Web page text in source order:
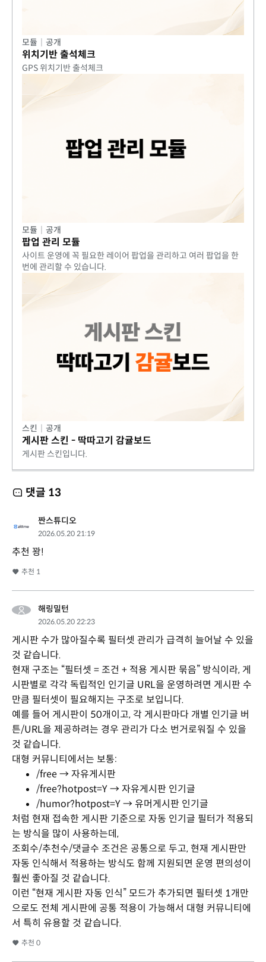
모듈 공개
위치기반 출석체크
GPS 위치기반 출석체크
모듈 공개
팝업 관리 모듈
사이트 운영에 꼭 필요한 레이어 팝업을 관리하고 여러 팝업을 한
번에 관리할 수 있습니다.
스킨 공개
게시판 스킨 - 딱따고기 감귤보드
게시판 스킨입니다.
댓글 13
짠스튜디오
2026.05.20 21:19
추천 꽝!
추천 1
해링밀턴
2026.05.20 22:23
게시판 수가 많아질수록 필터셋 관리가 급격히 늘어날 수 있을
것 같습니다.
현재 구조는 “필터셋 = 조건 + 적용 게시판 묶음” 방식이라, 게
시판별로 각각 독립적인 인기글 URL을 운영하려면 게시판 수
만큼 필터셋이 필요해지는 구조로 보입니다.
예를 들어 게시판이 50개이고, 각 게시판마다 개별 인기글 버
튼/URL을 제공하려는 경우 관리가 다소 번거로워질 수 있을
것 같습니다.
대형 커뮤니티에서는 보통:
/free → 자유게시판
/free?hotpost=Y → 자유게시판 인기글
/humor?hotpost=Y → 유머게시판 인기글
처럼 현재 접속한 게시판 기준으로 자동 인기글 필터가 적용되
는 방식을 많이 사용하는데,
조회수/추천수/댓글수 조건은 공통으로 두고, 현재 게시판만
자동 인식해서 적용하는 방식도 함께 지원되면 운영 편의성이
훨씬 좋아질 것 같습니다.
이런 “현재 게시판 자동 인식” 모드가 추가되면 필터셋 1개만
으로도 전체 게시판에 공통 적용이 가능해서 대형 커뮤니티에
서 특히 유용할 것 같습니다.
추천 0